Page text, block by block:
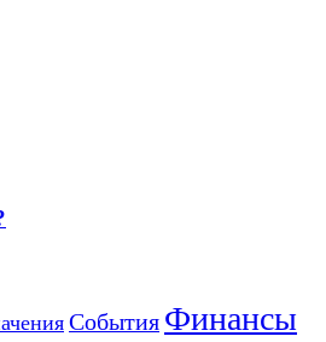
События Финансы